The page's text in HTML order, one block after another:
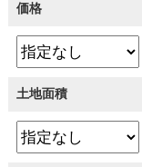
価格
土地面積